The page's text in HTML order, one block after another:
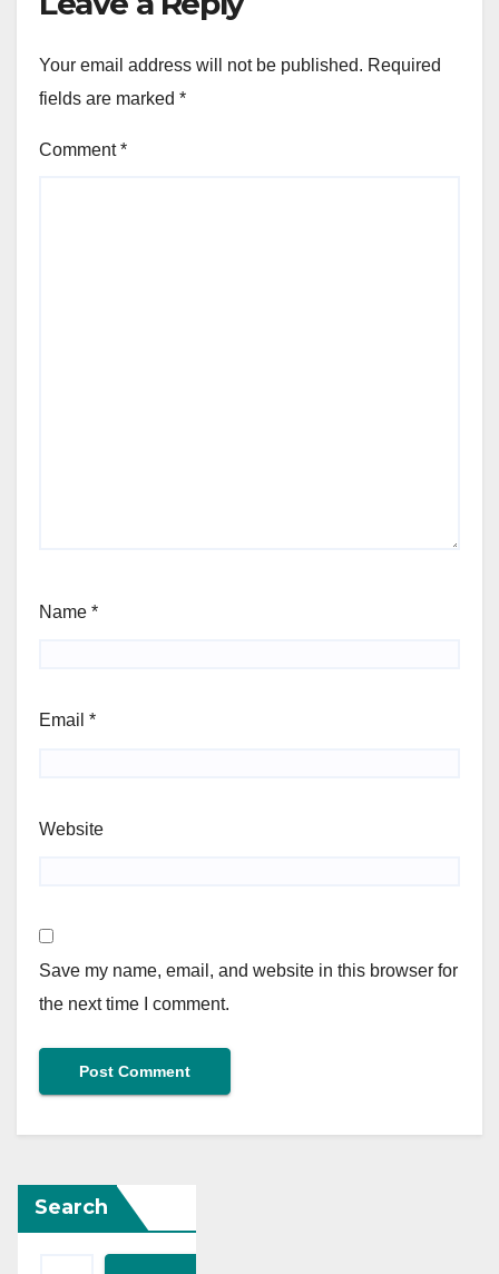
Your email address will not be published. Required
fields are marked *
Comment*
Name *
Email *
Website
Save my name, email, and website in this browser for
the next time I comment.
Search